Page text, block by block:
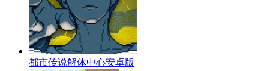
都市传说解体中心安卓版